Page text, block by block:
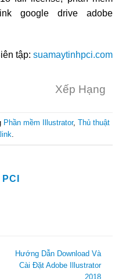
google drive adobe
tập: suamaytinhpci.com
Xếp Hạng
Phần mềm Illustrator, Thủ thuật
Hướng Dẫn Download Và
Cài Đặt Adobe Illustrator
2018